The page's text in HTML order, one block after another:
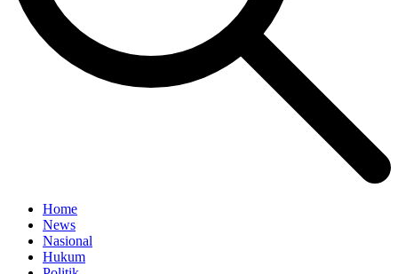
Home
News
Nasional
Hukum